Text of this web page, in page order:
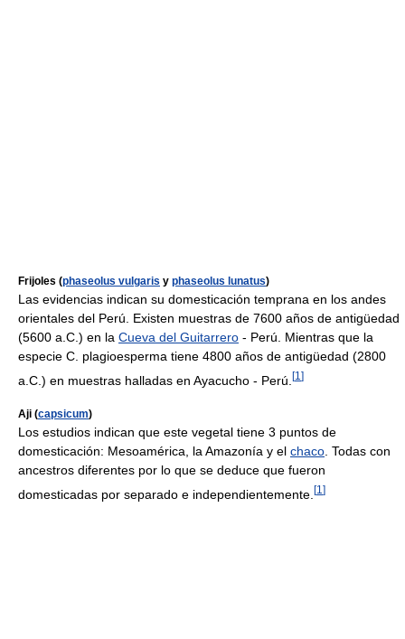
Frijoles (phaseolus vulgaris y phaseolus lunatus)
Las evidencias indican su domesticación temprana en los andes
orientales del Perú. Existen muestras de 7600 años de antigüedad
(5600 a.C.) en la Cueva del Guitarrero - Perú. Mientras que la
especie C. plagioesperma tiene 4800 años de antigüedad (2800
a.C.) en muestras halladas en Ayacucho - Perú. [1 ]
Aji (capsicum)
Los estudios indican que este vegetal tiene 3 puntos de
domesticación: Mesoamérica, la Amazonía y el chaco . Todas con
ancestros diferentes por lo que se deduce que fueron
domesticadas por separado e independientemente. [1 ]